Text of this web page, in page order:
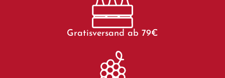
Gratisversand ab 79€